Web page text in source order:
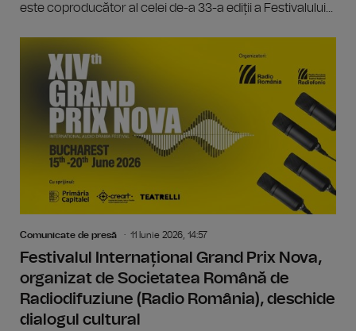
este coproducător al celei de-a 33-a ediții a Festivalului...
Comunicate de presă 11 Iunie 2026, 14:57
Festivalul Internațional Grand Prix Nova,
organizat de Societatea Română de
Radiodifuziune (Radio România), deschide
dialogul cultural